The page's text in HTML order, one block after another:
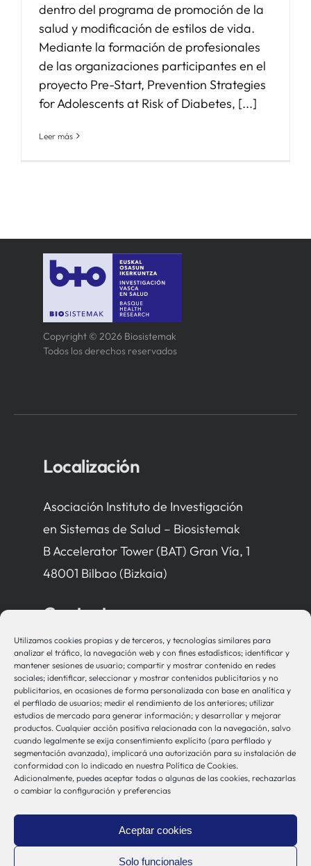
Utilizamos cookies propias y de terceros, y tecnologías similares para
analizar el tráfico, la navegación web y con fines estadísticos; identificar y
mantener sesiones de usuario; compartir y mostrar contenido en redes
sociales; identificar, seleccionar y mostrar contenidos publicitarios y no
publicitarios, en ocasiones de forma personalizada con base en analítica y
el perfilado de usuarios; medir el rendimiento de los anteriores; utilizar
estudios de mercado para generar información; y desarrollar y mejorar
productos. Cualquier acción positiva relacionada con la navegación, salvo
cuando legalmente se exija consentimiento explícito (para perfilado y
segmentación avanzada), implicará una autorización para su instalación de
conformidad con lo indicado en nuestra Política de Cookies.
Adicionalmente, puedes aceptar todas o algunas de las cookies, rechazarlas
o cambiar la configuración y preferencias
Aceptar cookies
Solo funcionales
dentro del programa de promoción de la
salud y modificación de estilos de vida.
Mediante la formación de profesionales
de las organizaciones participantes en el
proyecto Pre-Start, Prevention Strategies
for Adolescents at Risk of Diabetes, [...]
Leer más
Copyright © 2026 Biosistemak
Todos los derechos reservados
Localización
Asociación Instituto de Investigación
en Sistemas de Salud – Biosistemak
B Accelerator Tower (BAT) Gran Vía, 1
48001 Bilbao (Bizkaia)
Contacto
bio-sistemak@bio-sistemak.eus
944 00 77 90
Otros Enlaces
Osakidetza